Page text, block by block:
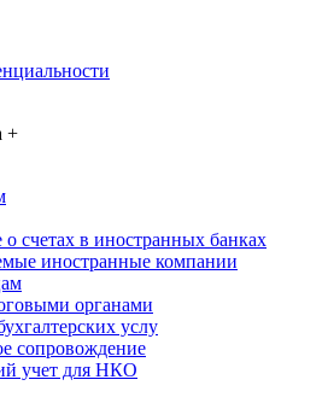
+
счетах в иностранных банках
иностранные компании
органами
услу
сопровождение
учет для НКО